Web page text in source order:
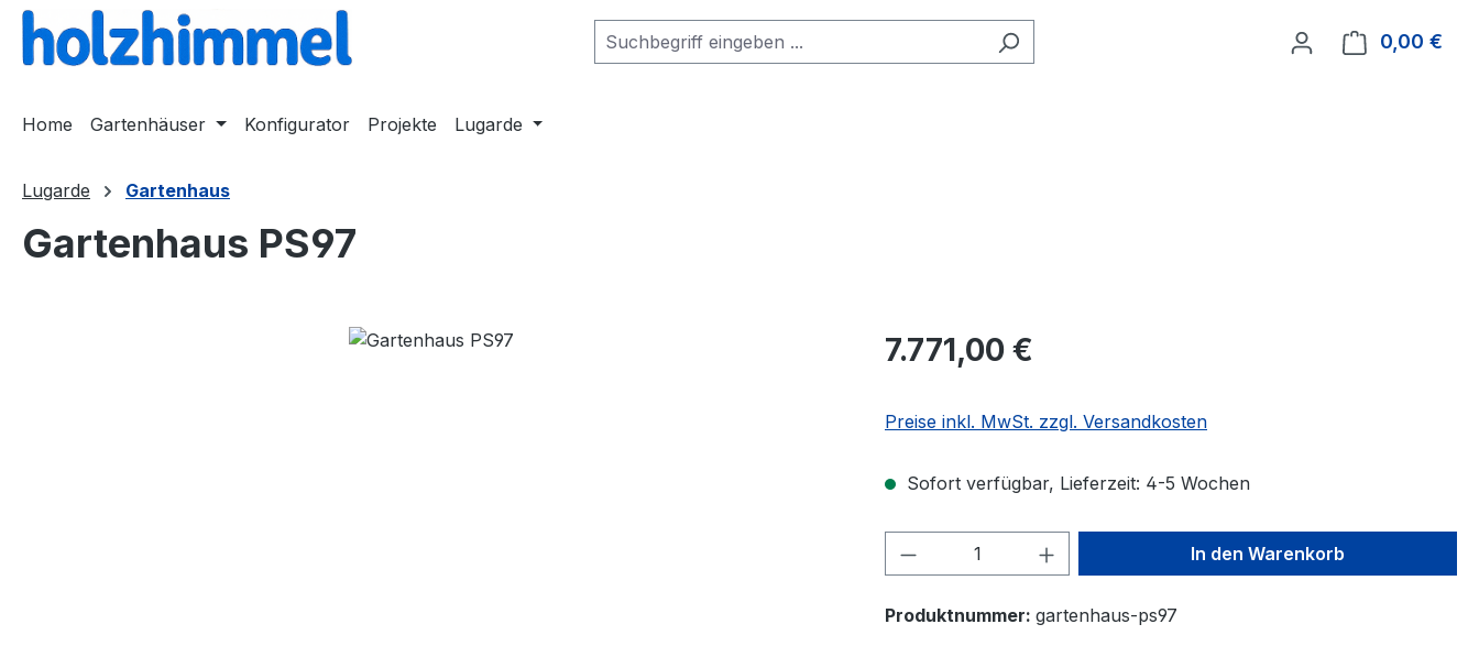
Zur Hauptnavigation springen
0,00 €
Home Gartenhäuser Konfigurator Projekte Lugarde
Lugarde Gartenhaus
Gartenhaus PS97
7.771,00 €
Preise inkl. MwSt. zzgl. Versandkosten
Sofort verfügbar, Lieferzeit: 4-5 Wochen
Produkt Anzahl: Gib den gewünschten Wert
In den Warenkorb
Produktnummer: gartenhaus-ps97